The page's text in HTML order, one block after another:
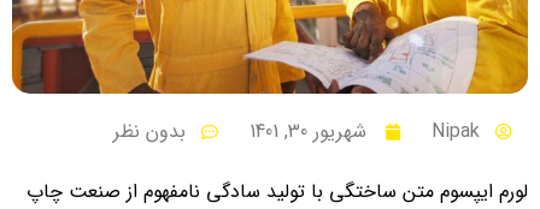
Nipak شهریور 30, 1401
بدون نظر
لورم ایپسوم متن ساختگی با تولید سادگی نامفهوم از صنعت چاپ